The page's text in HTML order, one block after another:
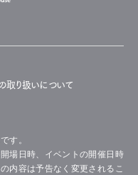
取り扱いについて
す。
場日時、イベントの開催日時
内容は予告なく変更されるこ